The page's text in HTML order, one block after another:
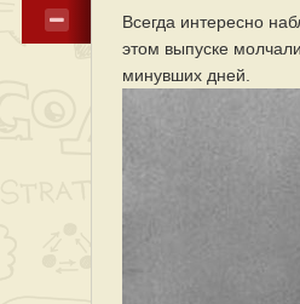
Всегда интересно
этом выпуске
минувших дней.